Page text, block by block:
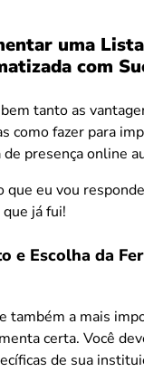
uma
com
tanto as
como fazer para
presença online
que eu vou
já fui!
e Escolha da
também a mais
certa. Você
de sua